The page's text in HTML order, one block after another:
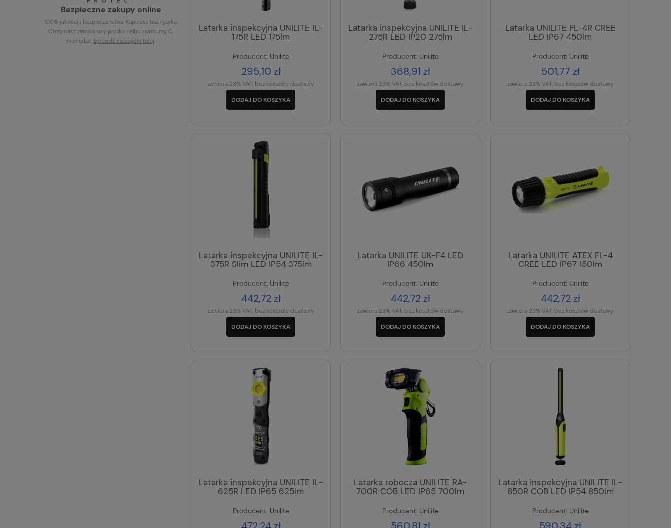
Bezpieczne zakupy online
100% jakości i bezpieczeństwa. Kupujesz bez ryzyka.
Otrzymasz zamówiony produkt albo zwrócimy Ci
pieniądze. Sprawdź szczegóły tutaj
Latarka inspekcyjna UNILITE IL-
175R LED 175lm
Producent: Unilite
295,10 zł
zawiera 23% VAT, bez kosztów dostawy
DODAJ DO KOSZYKA
Latarka inspekcyjna UNILITE IL-
275R LED IP20 275lm
Producent: Unilite
368,91 zł
zawiera 23% VAT, bez kosztów dostawy
DODAJ DO KOSZYKA
Latarka UNILITE FL-4R CREE
LED IP67 450lm
Producent: Unilite
501,77 zł
zawiera 23% VAT, bez kosztów dostawy
DODAJ DO KOSZYKA
Latarka inspekcyjna UNILITE IL-
375R Slim LED IP54 375lm
Producent: Unilite
442,72 zł
zawiera 23% VAT, bez kosztów dostawy
DODAJ DO KOSZYKA
Latarka UNILITE UK-F4 LED
IP66 450lm
Producent: Unilite
442,72 zł
zawiera 23% VAT, bez kosztów dostawy
DODAJ DO KOSZYKA
Latarka UNILITE ATEX FL-4
CREE LED IP67 150lm
Producent: Unilite
442,72 zł
zawiera 23% VAT, bez kosztów dostawy
DODAJ DO KOSZYKA
Latarka inspekcyjna UNILITE IL-
625R LED IP65 625lm
Producent: Unilite
Latarka robocza UNILITE RA-
700R COB LED IP65 700lm
Producent: Unilite
Latarka inspekcyjna UNILITE IL-
850R COB LED IP54 850lm
Producent: Unilite